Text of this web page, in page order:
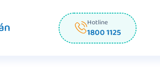
Hotline
1800 1125